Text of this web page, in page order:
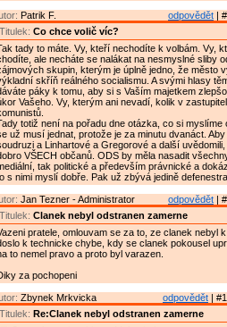
odpovědět |
Patrik F.
Titulek: Co chce volič víc?
tady to máte. Vy, kteří nechodíte k volbám. Vy,
ale necháte se nalákat na nesmyslné sliby
skupin, kterým je úplně jedno, že město
skříň reálného socialismu. A svými hlasy
páky k tomu, aby si s Vaším majetkem
Vašeho. Vy, kterým ani nevadí, kolik v
totiž není na pořadu dne otázka, co si myslíme
už musí jednat, protože je za minutu dvanáct.
a Linhartové a Gregorové a další
VŠECH občanů. ODS by měla nasadit
tak politické a především právnické a
s nimi myslí dobře. Pak už zbývá jedině
odpovědět |
Jan Tezner - Administrator
Titulek: Clanek nebyl odstranen zamerne
pratele, omlouvam se za to, ze clanek nebyl
k technicke chybe, kdy se clanek pokousel
to nemel pravo a proto byl varazen.
za pochopeni
odpovědět |
Zbynek Mrkvicka
Titulek: Re:Clanek nebyl odstranen zamerne